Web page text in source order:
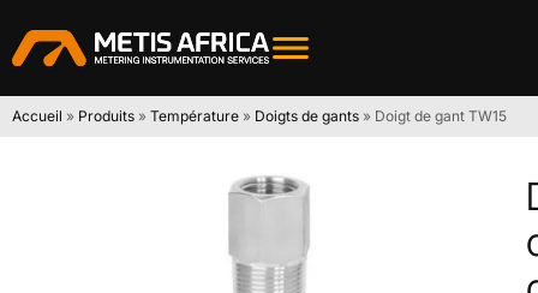
Accueil » Produits » Température » Doigts de gants » Doigt de gant TW15